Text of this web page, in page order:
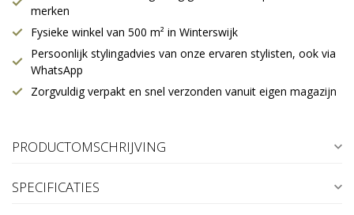
merken
Fysieke winkel van 500 m² in Winterswijk
Persoonlijk stylingadvies van onze ervaren stylisten, ook via
WhatsApp
Zorgvuldig verpakt en snel verzonden vanuit eigen magazijn
PRODUCTOMSCHRIJVING
SPECIFICATIES